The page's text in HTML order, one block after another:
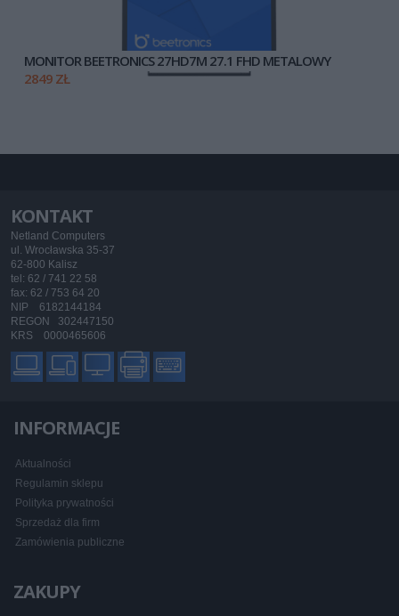
MONITOR BEETRONICS 27HD7M 27.1 FHD METALOWY
2849 ZŁ
KONTAKT
Netland Computers
ul. Wrocławska 35-37
62-800 Kalisz
tel: 62 / 741 22 58
fax: 62 / 753 64 20
NIP 6182144184
REGON 302447150
KRS 0000465606
INFORMACJE
Aktualności
Regulamin sklepu
Polityka prywatności
Sprzedaż dla firm
Zamówienia publiczne
ZAKUPY